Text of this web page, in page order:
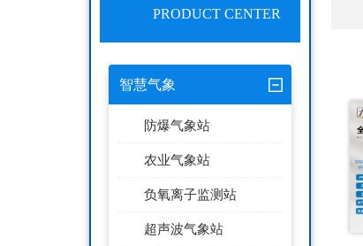
PRODUCT CENTER
智慧气象
防爆气象站
农业气象站
负氧离子监测站
超声波气象站